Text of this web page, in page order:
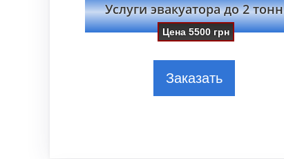
Услуги эвакуатора до 2 тонн
Цена5500 грн
Заказать